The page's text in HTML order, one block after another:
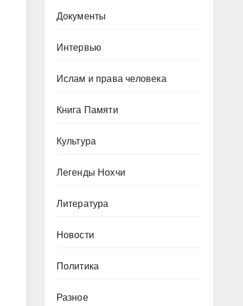
Документы
Интервью
Ислам и права человека
Книга Памяти
Культура
Легенды Нохчи
Литература
Новости
Политика
Разное